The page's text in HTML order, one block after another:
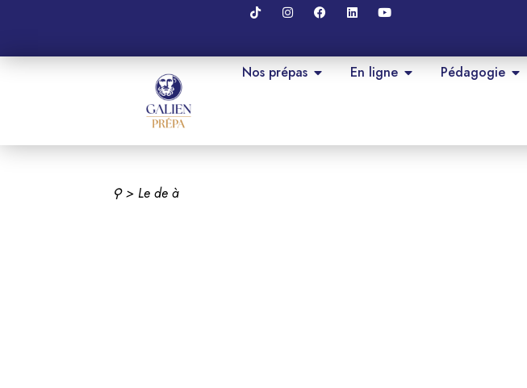
Nos prépas En ligne Pédagogie
⚲> Ledeà